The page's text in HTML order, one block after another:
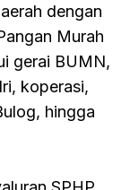
dengan
Murah
gerai BUMN,
koperasi,
hingga